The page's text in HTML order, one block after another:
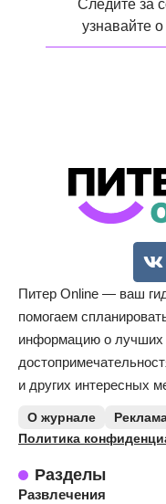
Следите за
узнавайте
Питер Online — ваш
помогаем
информацию о лучших
и других интересных
О журнале
Политика
Разделы
Развлечения